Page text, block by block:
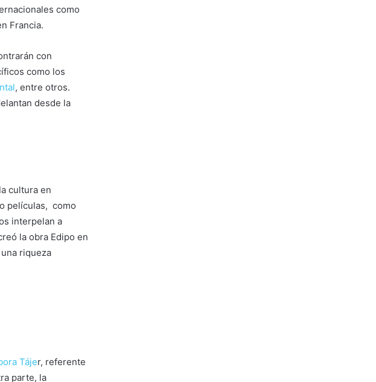
como
Francia.
con
como los
, entre otros.
desde la
cultura en
películas, como
interpelan a
la obra Edipo en
riqueza
Tájer, referente
parte, la